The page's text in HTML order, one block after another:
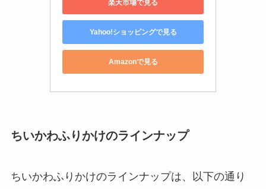
楽天市場で見る
Yahoo!ショッピングで見る
Amazonで見る
ちいかわふりかけのラインナップ
ちいかわふりかけのラインナップは、以下の通り